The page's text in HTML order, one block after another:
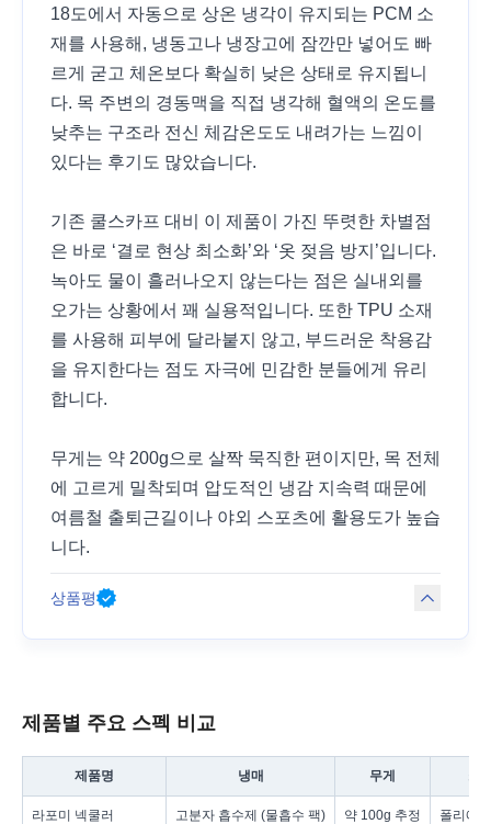
18도에서 자동으로 상온 냉각이 유지되는 PCM 소
재를 사용해, 냉동고나 냉장고에 잠깐만 넣어도 빠
르게 굳고 체온보다 확실히 낮은 상태로 유지됩니
다. 목 주변의 경동맥을 직접 냉각해 혈액의 온도를
낮추는 구조라 전신 체감온도도 내려가는 느낌이
있다는 후기도 많았습니다.
기존 쿨스카프 대비 이 제품이 가진 뚜렷한 차별점
은 바로 ‘결로 현상 최소화’와 ‘옷 젖음 방지’입니다.
녹아도 물이 흘러나오지 않는다는 점은 실내외를
오가는 상황에서 꽤 실용적입니다. 또한 TPU 소재
를 사용해 피부에 달라붙지 않고, 부드러운 착용감
을 유지한다는 점도 자극에 민감한 분들에게 유리
합니다.
무게는 약 200g으로 살짝 묵직한 편이지만, 목 전체
에 고르게 밀착되며 압도적인 냉감 지속력 때문에
여름철 출퇴근길이나 야외 스포츠에 활용도가 높습
니다.
상품평
제품별 주요 스펙 비교
제품명 냉매 무게
라포미 넥쿨러 고분자 흡수제 (물흡수 팩) 약 100g 추정 폴리에